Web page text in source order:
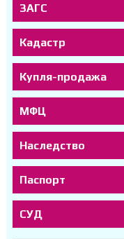
ЗАГС
Кадастр
Купля-продажа
МФЦ
Наследство
Паспорт
СУД